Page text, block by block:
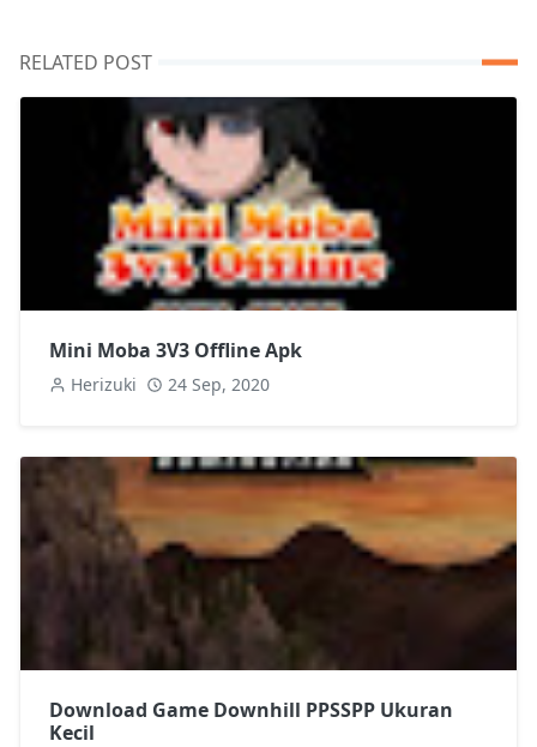
RELATED POST
Mini Moba 3V3 Offline Apk
Herizuki 24 Sep, 2020
Download Game Downhill PPSSPP Ukuran
Kecil